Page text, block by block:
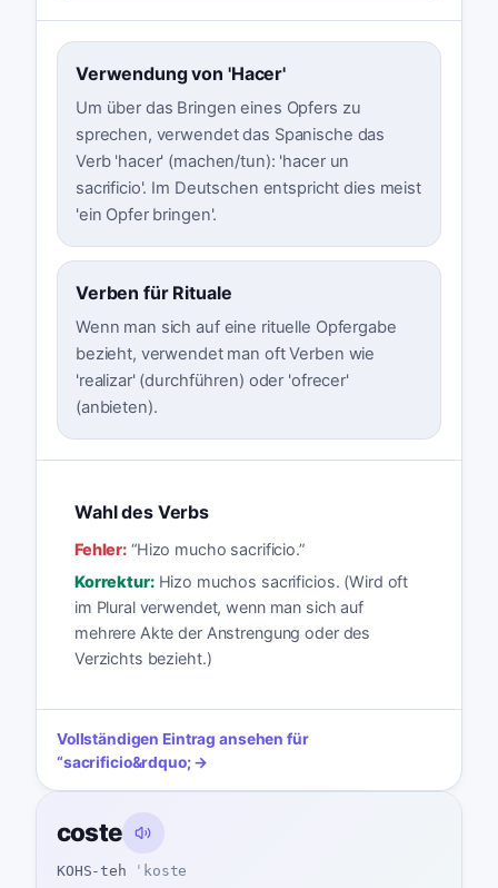
Verwendung von 'Hacer'
Um über das Bringen eines Opfers zu
sprechen, verwendet das Spanische das
Verb 'hacer' (machen/tun): 'hacer un
sacrificio'. Im Deutschen entspricht dies meist
'ein Opfer bringen'.
Verben für Rituale
Wenn man sich auf eine rituelle Opfergabe
bezieht, verwendet man oft Verben wie
'realizar' (durchführen) oder 'ofrecer'
(anbieten).
Wahl des Verbs
Fehler: “Hizo mucho sacrificio.”
Korrektur: Hizo muchos sacrificios. (Wird oft
im Plural verwendet, wenn man sich auf
mehrere Akte der Anstrengung oder des
Verzichts bezieht.)
Vollständigen Eintrag ansehen für
“sacrificio&rdquo; →
coste
KOHS-teh ˈkoste